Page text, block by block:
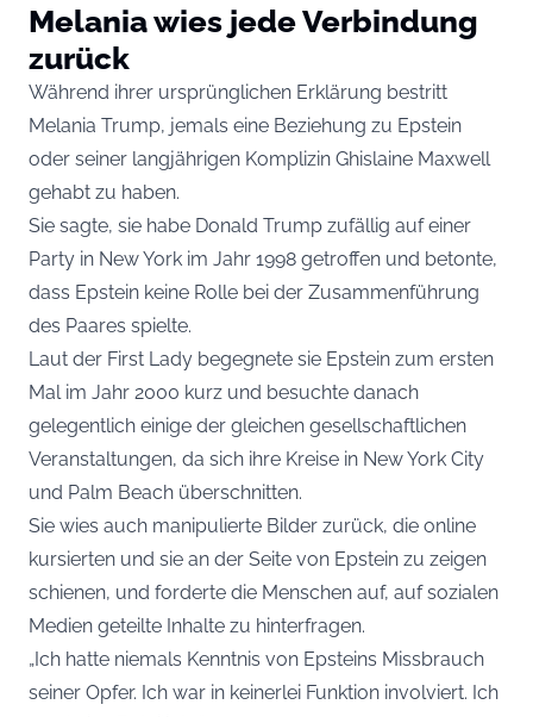
Melania wies jede Verbindung
zurück
Während ihrer ursprünglichen Erklärung bestritt
Melania Trump, jemals eine Beziehung zu Epstein
oder seiner langjährigen Komplizin Ghislaine Maxwell
gehabt zu haben.
Sie sagte, sie habe Donald Trump zufällig auf einer
Party in New York im Jahr 1998 getroffen und betonte,
dass Epstein keine Rolle bei der Zusammenführung
des Paares spielte.
Laut der First Lady begegnete sie Epstein zum ersten
Mal im Jahr 2000 kurz und besuchte danach
gelegentlich einige der gleichen gesellschaftlichen
Veranstaltungen, da sich ihre Kreise in New York City
und Palm Beach überschnitten.
Sie wies auch manipulierte Bilder zurück, die online
kursierten und sie an der Seite von Epstein zu zeigen
schienen, und forderte die Menschen auf, auf sozialen
Medien geteilte Inhalte zu hinterfragen.
„Ich hatte niemals Kenntnis von Epsteins Missbrauch
seiner Opfer. Ich war in keinerlei Funktion involviert. Ich